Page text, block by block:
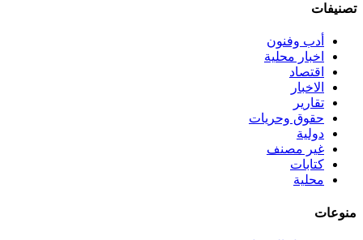
تصنيفات
أدب وفنون
اخبار محلية
اقتصاد
الاخبار
تقارير
حقوق وحريات
دولية
غير مصنف
كتابات
محلية
منوعات